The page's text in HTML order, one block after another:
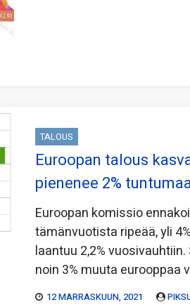
TALOUS
Euroopan talous
pienenee 2%
Euroopan komissio
tämänvuotista ripeää, yli
laantuu 2,2%
noin 3% muuta eurooppaa
12 MARRASKUUN, 2021